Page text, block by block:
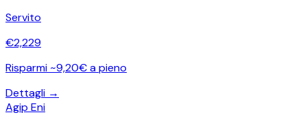
Servito
€2,229
Risparmi ~9,20€ a pieno
Dettagli →
Agip Eni